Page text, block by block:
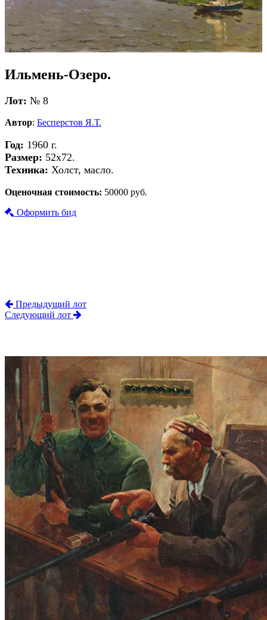
Ильмень-Озеро.
Лот: № 8
Автор: Бесперстов Я.Т.
Год: 1960 г.
Размер: 52х72.
Техника: Холст, масло.
Оценочная стоимость: 50000 руб.
Оформить бид
Предыдущий лот
Следующий лот